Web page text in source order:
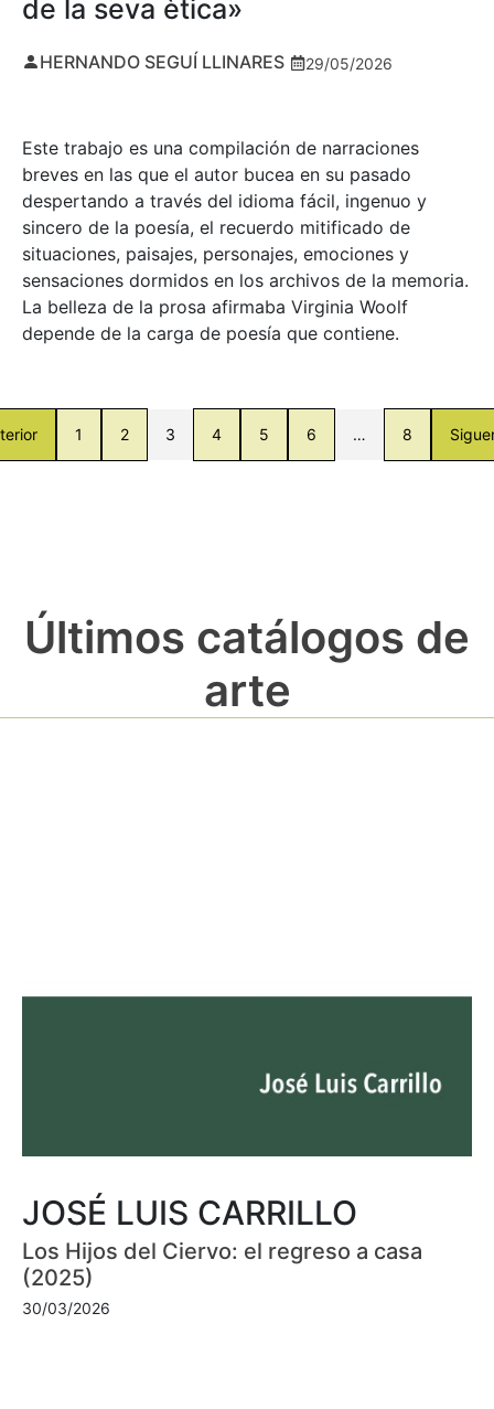
de la seva ètica»
HERNANDO SEGUÍ LLINARES 29/05/2026
Este trabajo es una compilación de narraciones
breves en las que el autor bucea en su pasado
despertando a través del idioma fácil, ingenuo y
sincero de la poesía, el recuerdo mitificado de
situaciones, paisajes, personajes, emociones y
sensaciones dormidos en los archivos de la memoria.
La belleza de la prosa afirmaba Virginia Woolf
depende de la carga de poesía que contiene.
1 2 3 4 5 6 … 8
Últimos catálogos de
arte
JOSÉ LUIS CARRILLO
Los Hijos del Ciervo: el regreso a casa
(2025)
30/03/2026